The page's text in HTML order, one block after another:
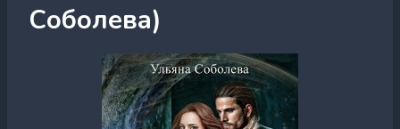
Соболева)